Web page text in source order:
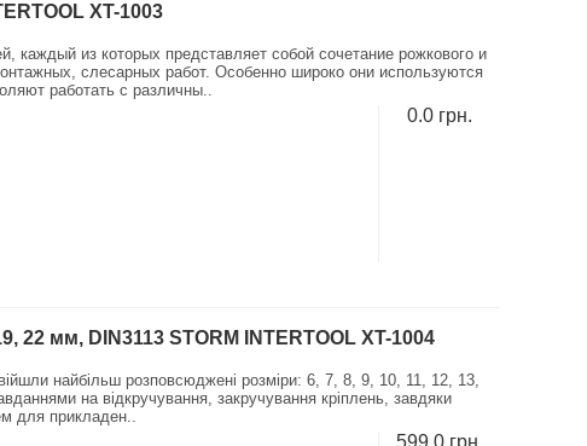
XT-1003
каждый из которых представляет собой сочетание рожкового и
слесарных работ. Особенно широко они используются
работать с различны..
0.0 грн.
22 мм, DIN3113 STORM INTERTOOL XT-1004
найбільш розповсюджені розміри: 6, 7, 8, 9, 10, 11, 12, 13,
на відкручування, закручування кріплень, завдяки
для прикладен..
599.0 грн.